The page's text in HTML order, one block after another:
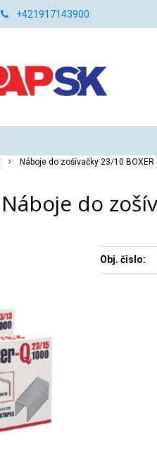
+421917143900
Náboje do zošívačky 23/10
Náboje do
Obj. čislo: